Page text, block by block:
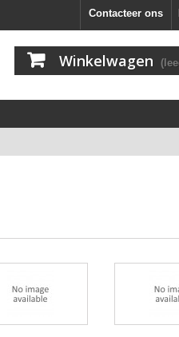
Contacteer ons
Winkelwagen